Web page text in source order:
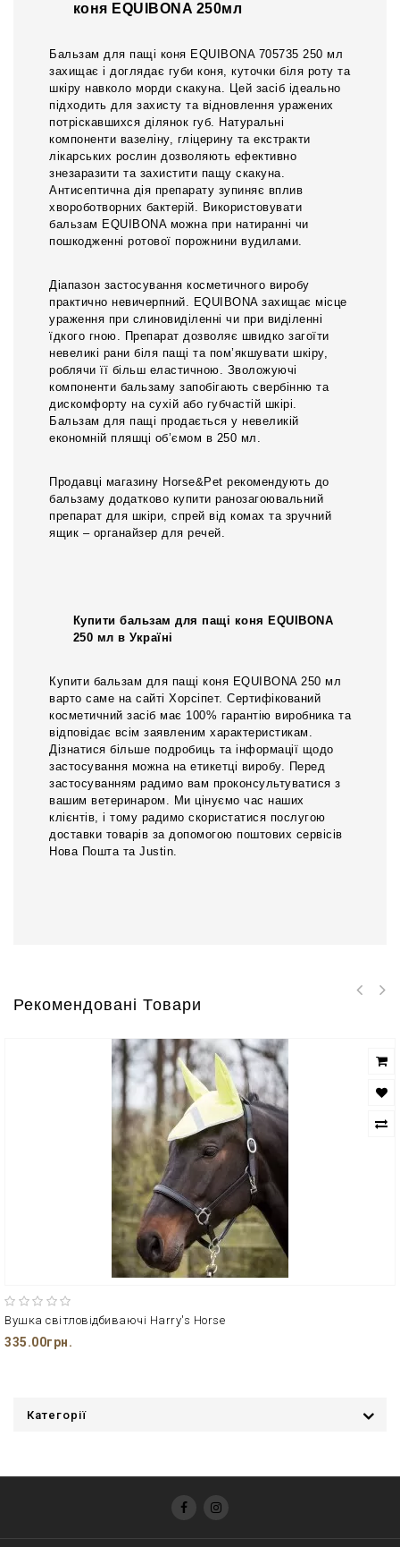
коня EQUIBONA 250мл
Бальзам для пащі коня EQUIBONA 705735 250 мл
захищає і доглядає губи коня, куточки біля роту та
шкіру навколо морди скакуна. Цей засіб ідеально
підходить для захисту та відновлення уражених
потріскавшихся ділянок губ. Натуральні
компоненти вазеліну, гліцерину та екстракти
лікарських рослин дозволяють ефективно
знезаразити та захистити пащу скакуна.
Антисептична дія препарату зупиняє вплив
хвороботворних бактерій. Використовувати
бальзам EQUIBONA можна при натиранні чи
пошкодженні ротової порожнини вудилами.
Діапазон застосування косметичного виробу
практично невичерпний. EQUIBONA захищає місце
ураження при слиновиділенні чи при виділенні
їдкого гною. Препарат дозволяє швидко загоїти
невеликі рани біля пащі та пом’якшувати шкіру,
роблячи її більш еластичною. Зволожуючі
компоненти бальзаму запобігають свербінню та
дискомфорту на сухій або губчастій шкірі.
Бальзам для пащі продається у невеликій
економній пляшці об’ємом в 250 мл.
Продавці магазину Horse&Pet рекомендують до
бальзаму додатково купити ранозагоювальний
препарат для шкіри, спрей від комах та зручний
ящик – органайзер для речей.
Купити бальзам для пащі коня EQUIBONA
250 мл в Україні
Купити бальзам для пащі коня EQUIBONA 250 мл
варто саме на сайті Хорсіпет. Сертифікований
косметичний засіб має 100% гарантію виробника та
відповідає всім заявленим характеристикам.
Дізнатися більше подробиць та інформації щодо
застосування можна на етикетці виробу. Перед
застосуванням радимо вам проконсультуватися з
вашим ветеринаром. Ми цінуємо час наших
клієнтів, і тому радимо скористатися послугою
доставки товарів за допомогою поштових сервісів
Нова Пошта та Justin.
Рекомендовані Товари
Вушка світловідбиваючі Harry's Horse
335.00грн.
Категорії